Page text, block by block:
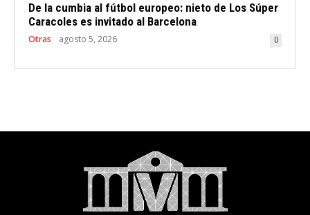
De la cumbia al fútbol europeo: nieto de Los Súper
Caracoles es invitado al Barcelona
Otras agosto 5, 2026 0